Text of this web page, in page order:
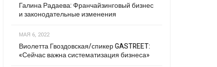
Галина Радаева: Франчайзинговый бизнес
и законодательные изменения
МАЯ 6, 2022
Виолетта Гвоздовская/спикер GASTREET:
«Сейчас важна систематизация бизнеса»